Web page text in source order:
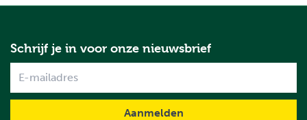
Schrijf je in voor onze nieuwsbrief